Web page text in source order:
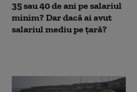
35 sau 40 de ani pe salariul
minim? Dar dacă ai avut
salariul mediu pe țară?